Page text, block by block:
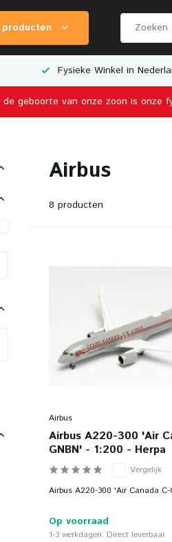
producten
Fysieke Winkel in
de geboorte van onze zoon is onze
Airbus
8 producten
Airbus
Airbus A220-300 'Air
GNBN' - 1:200 - Herpa
Vergelijk
Airbus A220-300 'Air Canada C-
Op voorraad
1-3 werkdagen: Direct leverbaar